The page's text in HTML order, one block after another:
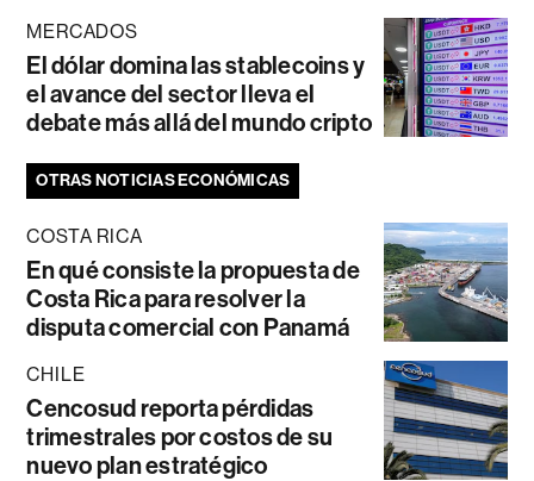
MERCADOS
El dólar domina las stablecoins y
el avance del sector lleva el
debate más allá del mundo cripto
OTRAS NOTICIAS ECONÓMICAS
COSTA RICA
En qué consiste la propuesta de
Costa Rica para resolver la
disputa comercial con Panamá
CHILE
Cencosud reporta pérdidas
trimestrales por costos de su
nuevo plan estratégico